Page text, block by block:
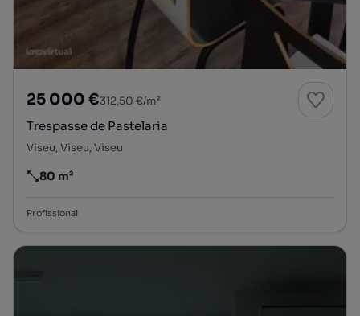
25 000 €312,50 €/m²
Trespasse de Pastelaria
Viseu, Viseu, Viseu
Preço por metro quadrado
80 m²
Profissional